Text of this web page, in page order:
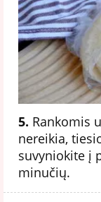
5. Rankomis
nereikia,
suvyniokite į
minučių.